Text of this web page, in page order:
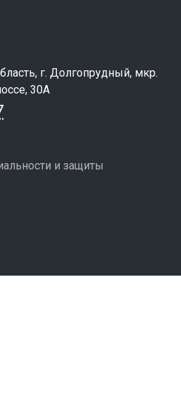
г. Долгопрудный, мкр.
30А
и защиты